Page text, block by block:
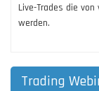
Live-Trades die von
werden.
Trading